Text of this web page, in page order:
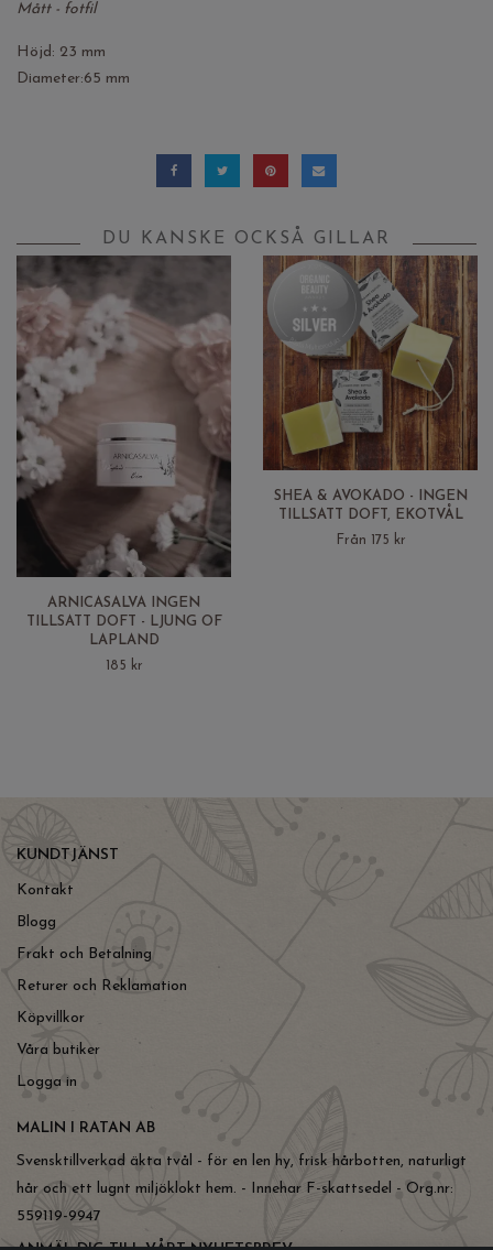
Mått - fotfil
Höjd: 23 mm
Diameter:65 mm
DU KANSKE OCKSÅ GILLAR
ARNICASALVA INGEN
TILLSATT DOFT - LJUNG OF
LAPLAND
185 kr
SHEA & AVOKADO - INGEN
TILLSATT DOFT, EKOTVÅL
Från 175 kr
KUNDTJÄNST
Kontakt
Blogg
Frakt och Betalning
Returer och Reklamation
Köpvillkor
Våra butiker
Logga in
MALIN I RATAN AB
Svensktillverkad äkta tvål - för en len hy, frisk hårbotten, naturligt
hår och ett lugnt miljöklokt hem. - Innehar F-skattsedel - Org.nr:
559119-9947